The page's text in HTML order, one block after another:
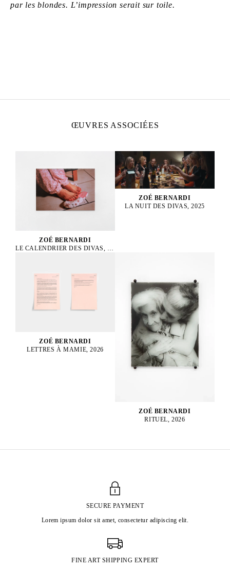
par les blondes. L’impression serait sur toile.
ŒUVRES ASSOCIÉES
ZOÉ BERNARDI
LE CALENDRIER DES DIVAS, 2025
ZOÉ BERNARDI
LA NUIT DES DIVAS, 2025
ZOÉ BERNARDI
LETTRES À MAMIE, 2026
ZOÉ BERNARDI
RITUEL, 2026
SECURE PAYMENT
Lorem ipsum dolor sit amet, consectetur adipiscing elit.
FINE ART SHIPPING EXPERT